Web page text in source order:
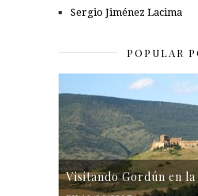
Sergio Jiménez Lacima
POPULAR
Visitando Gordún en la